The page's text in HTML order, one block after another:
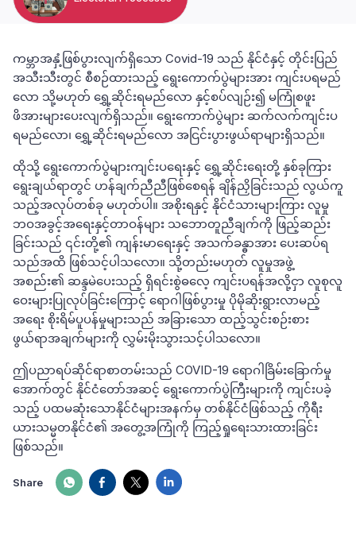
ကမ္ဘာအနှံ့ဖြစ်ပွားလျက်ရှိသော Covid-19 သည် နိုင်ငံနှင့် တိုင်းပြည်
အသီးသီးတွင် စီစဉ်ထားသည့် ရွေးကောက်ပွဲများအား ကျင်းပရမည်
လော သို့မဟုတ် ရွှေ့ဆိုင်းရမည်လော နှင့်စပ်လျဉ်း၍ မကြုံစဖူး
ဖိအားများပေးလျက်ရှိသည်။ ရွေးကောက်ပွဲများ ဆက်လက်ကျင်းပ
ရမည်လော၊ ရွှေ့ဆိုင်းရမည်လော အငြင်းပွားဖွယ်ရာများရှိသည်။
ထိုသို့ ရွေးကောက်ပွဲများကျင်းပရေးနှင့် ရွှေ့ဆိုင်းရေးတို့ နှစ်ခုကြား
ရွေးချယ်ရာတွင် ဟန်ချက်ညီညီဖြစ်စေရန် ချိန်ညှိခြင်းသည် လွယ်ကူ
သည့်အလုပ်တစ်ခု မဟုတ်ပါ။ အစိုးရနှင့် နိုင်ငံသားများကြား လူမှု
ဘဝအခွင့်အရေးနှင့်တာဝန်များ သဘောတူညီချက်ကို ဖြည့်ဆည်း
ခြင်းသည် ၎င်းတို့၏ ကျန်းမာရေးနှင့် အသက်ခန္ဓာအား ပေးဆပ်ရ
သည်အထိ ဖြစ်သင့်ပါသလော။ သို့တည်းမဟုတ် လူမှုအဖွဲ့
အစည်း၏ ဆန္ဒမဲပေးသည့် ရှိရင်းစွဲဓလေ့ ကျင်းပရန်အလို့ငှာ လူစုလူ
ဝေးများပြုလုပ်ခြင်းကြောင့် ရောဂါဖြစ်ပွားမှု ပိုမိုဆိုးရွားလာမည့်
အရေး စိုးရိမ်ပူပန်မှုများသည် အခြားသော ထည့်သွင်းစဉ်းစား
ဖွယ်ရာအချက်များကို လွှမ်းမိုးသွားသင့်ပါသလော။
ဤပညာရပ်ဆိုင်ရာစာတမ်းသည် COVID-19 ရောဂါခြိမ်းခြောက်မှု
အောက်တွင် နိုင်ငံတော်အဆင့် ရွေးကောက်ပွဲကြီးများကို ကျင်းပခဲ့
သည့် ပထမဆုံးသောနိုင်ငံများအနက်မှ တစ်နိုင်ငံဖြစ်သည့် ကိုရီး
ယားသမ္မတနိုင်ငံ၏ အတွေ့အကြုံကို ကြည့်ရှုရေးသားထားခြင်း
ဖြစ်သည်။
Share